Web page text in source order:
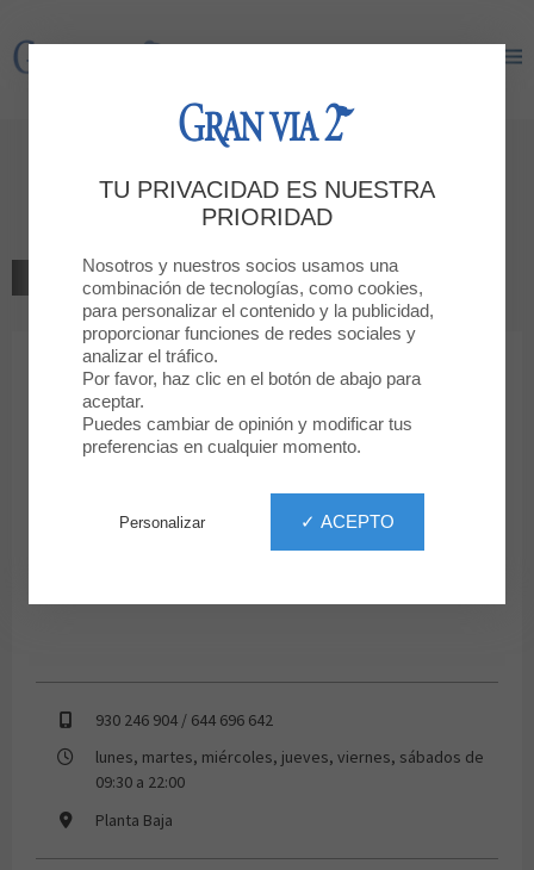
Gran Via 2
Raive
VOLVER AL LISTADO
JOYERÍAS, RELOJERÍAS Y COMPLEMENTOS
930 246 904 / 644 696 642
lunes, martes, miércoles, jueves, viernes, sábados de
09:30 a 22:00
Planta Baja
TU PRIVACIDAD ES NUESTRA
PRIORIDAD
Nosotros y nuestros socios usamos una
combinación de tecnologías, como cookies,
para personalizar el contenido y la publicidad,
proporcionar funciones de redes sociales y
analizar el tráfico.
Por favor, haz clic en el botón de abajo para
aceptar.
Puedes cambiar de opinión y modificar tus
preferencias en cualquier momento.
✓ ACEPTO
Personalizar